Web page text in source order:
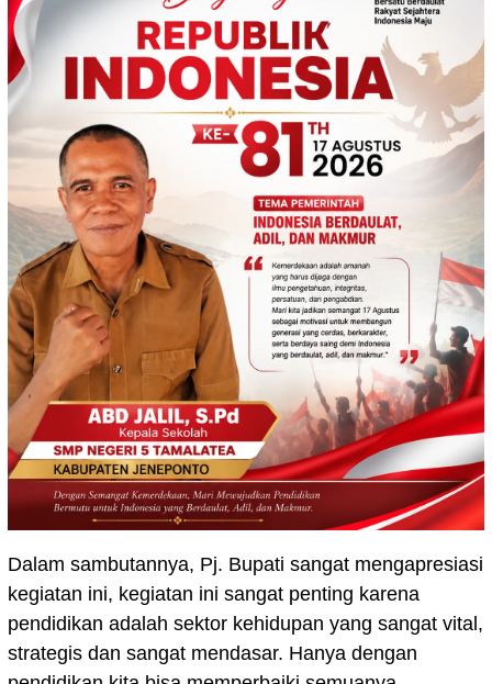
Dalam sambutannya, Pj. Bupati sangat mengapresiasi
kegiatan ini, kegiatan ini sangat penting karena
pendidikan adalah sektor kehidupan yang sangat vital,
strategis dan sangat mendasar. Hanya dengan